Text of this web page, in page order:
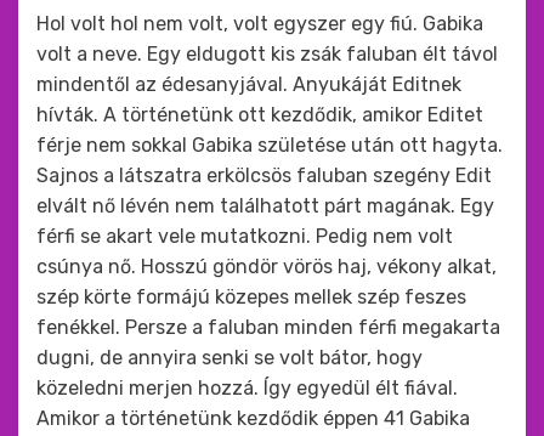
:
Hol volt hol nem volt, volt egyszer egy fiú. Gabika
volt a neve. Egy eldugott kis zsák faluban élt távol
mindentől az édesanyjával. Anyukáját Editnek
hívták. A történetünk ott kezdődik, amikor Editet
férje nem sokkal Gabika születése után ott hagyta.
Sajnos a látszatra erkölcsös faluban szegény Edit
elvált nő lévén nem találhatott párt magának. Egy
férfi se akart vele mutatkozni. Pedig nem volt
csúnya nő. Hosszú göndör vörös haj, vékony alkat,
szép körte formájú közepes mellek szép feszes
fenékkel. Persze a faluban minden férfi megakarta
dugni, de annyira senki se volt bátor, hogy
közeledni merjen hozzá. Így egyedül élt fiával.
Amikor a történetünk kezdődik éppen 41 Gabika